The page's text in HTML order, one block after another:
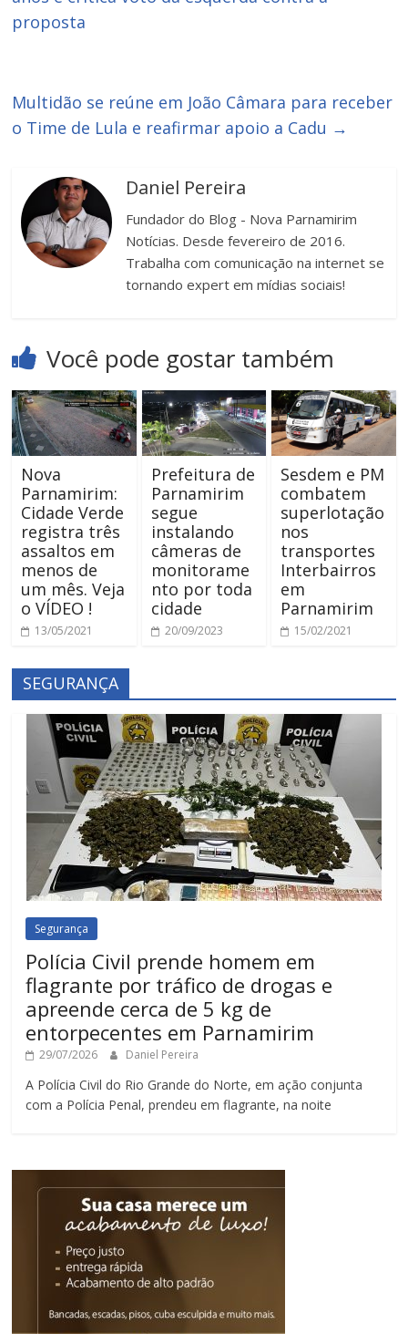
proposta
Multidão se reúne em João Câmara para receber
o Time de Lula e reafirmar apoio a Cadu →
Daniel Pereira
Fundador do Blog - Nova Parnamirim
Notícias. Desde fevereiro de 2016.
Trabalha com comunicação na internet se
tornando expert em mídias sociais!
Você pode gostar também
Nova
Parnamirim:
Cidade Verde
registra três
assaltos em
menos de
um mês. Veja
o VÍDEO !
13/05/2021
Prefeitura de
Parnamirim
segue
instalando
câmeras de
monitorame
nto por toda
cidade
20/09/2023
Sesdem e PM
combatem
superlotação
nos
transportes
Interbairros
em
Parnamirim
15/02/2021
SEGURANÇA
Segurança
Polícia Civil prende homem em
flagrante por tráfico de drogas e
apreende cerca de 5 kg de
entorpecentes em Parnamirim
29/07/2026 Daniel Pereira
A Polícia Civil do Rio Grande do Norte, em ação conjunta
com a Polícia Penal, prendeu em flagrante, na noite